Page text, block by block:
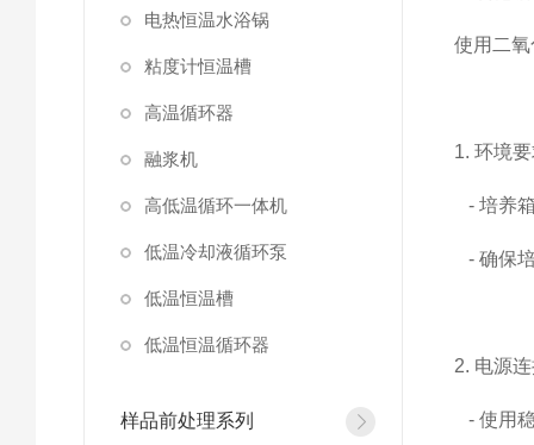
电热恒温水浴锅
粘度计恒温槽
高温循环器
融浆机
高低温循环一体机
低温冷却液循环泵
低温恒温槽
低温恒温循环器
样品前处理系列
使用二
1. 环境
- 培养
- 确保
2. 电源
- 使用